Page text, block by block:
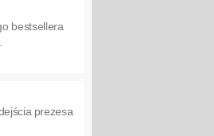
bestsellera
prezesa